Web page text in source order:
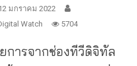
มกราคม 2022
Watch
5704
การจากช่องทีวีดิจิทัล